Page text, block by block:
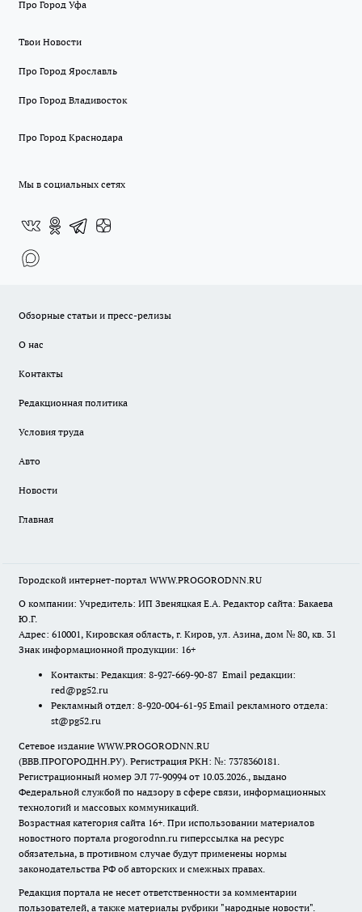
Про Город Уфа
Твои Новости
Про Город Ярославль
Про Город Владивосток
Про Город Краснодара
Мы в социальных сетях
Обзорные статьи и пресс-релизы
О нас
Контакты
Редакционная политика
Условия труда
Авто
Новости
Главная
Городской интернет-портал WWW.PROGORODNN.RU
О компании: Учредитель: ИП Звеняцкая Е.А. Редактор сайта: Бакаева
Ю.Г.
Адрес: 610001, Кировская область, г. Киров, ул. Азина, дом № 80, кв. 31
Знак информационной продукции: 16+
Контакты: Редакция: 8-927-669-90-87 Email редакции:
red@pg52.ru
Рекламный отдел: 8-920-004-61-95 Email рекламного отдела:
st@pg52.ru
Сетевое издание WWW.PROGORODNN.RU
(ВВВ.ПРОГОРОДНН.РУ). Регистрация РКН: №: 7378360181.
Регистрационный номер ЭЛ 77-90994 от 10.03.2026., выдано
Федеральной службой по надзору в сфере связи, информационных
технологий и массовых коммуникаций.
Возрастная категория сайта 16+. При использовании материалов
новостного портала progorodnn.ru гиперссылка на ресурс
обязательна, в противном случае будут применены нормы
законодательства РФ об авторских и смежных правах.
Редакция портала не несет ответственности за комментарии
пользователей, а также материалы рубрики "народные новости".